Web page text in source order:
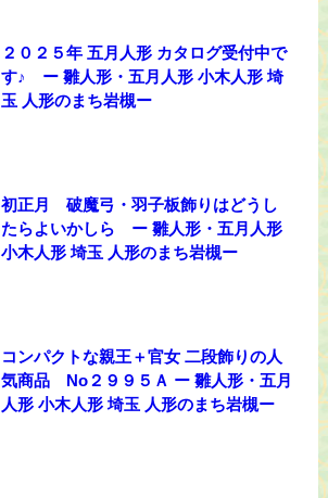
２０２５年 五月人形 カタログ受付中で
す♪ ー 雛人形・五月人形 小木人形 埼
玉 人形のまち岩槻ー
初正月 破魔弓・羽子板飾りはどうし
たらよいかしら ー 雛人形・五月人形
小木人形 埼玉 人形のまち岩槻ー
コンパクトな親王＋官女 二段飾りの人
気商品 No２９９５Ａ ー 雛人形・五月
人形 小木人形 埼玉 人形のまち岩槻ー